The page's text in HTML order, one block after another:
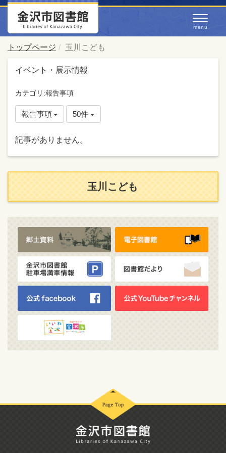
トップページ 玉川こども
イベント・展示情報
カテゴリ:報告事項
報告事項 50件
記事がありません。
玉川こども